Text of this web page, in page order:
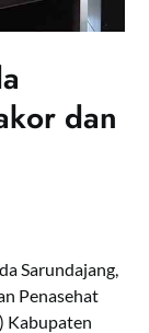
dan
Sarundajang,
Penasehat
Kabupaten